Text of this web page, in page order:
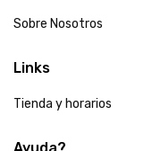
Sobre Nosotros
Links
Tienda y horarios